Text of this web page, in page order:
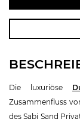
Die luxuriöse
Zusammenfluss
des Sabi Sand